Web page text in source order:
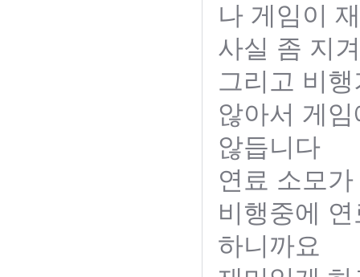
나 게임이
사실 좀 지
그리고 비
않아서 게
않듭니다
연료 소모
비행중에
하니까요